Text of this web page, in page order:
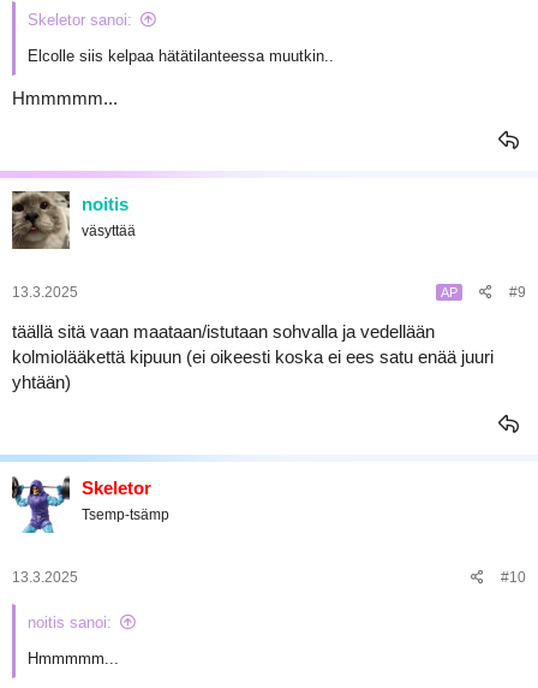
Skeletor sanoi:
Elcolle siis kelpaa hätätilanteessa muutkin..
Hmmmmm...
noitis
väsyttää
13.3.2025 AP #9
täällä sitä vaan maataan/istutaan sohvalla ja vedellään
kolmiolääkettä kipuun (ei oikeesti koska ei ees satu enää juuri
yhtään)
Skeletor
Tsemp-tsämp
13.3.2025 #10
noitis sanoi:
Hmmmmm...